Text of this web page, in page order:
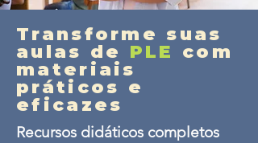
Transforme suas
aulas de PLE com
materiais
práticos e
eficazes
Recursos didáticos completos